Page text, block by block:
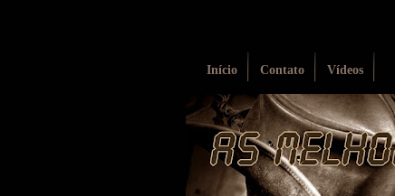
Início Contato Vídeos